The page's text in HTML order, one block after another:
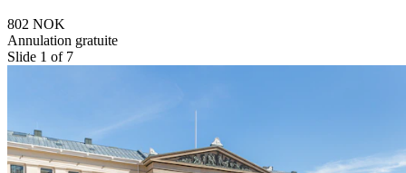
802 NOK
Annulation gratuite
Slide 1 of 7